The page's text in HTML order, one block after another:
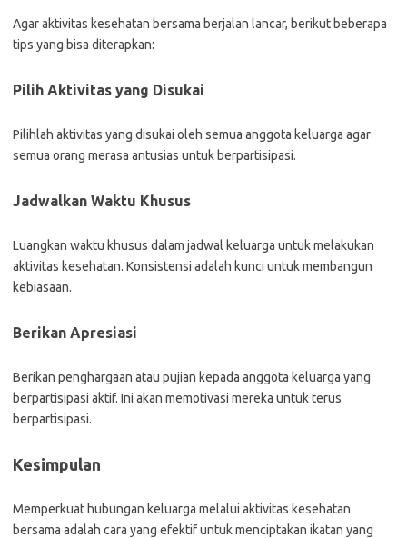
Agar aktivitas kesehatan bersama berjalan lancar, berikut beberapa
tips yang bisa diterapkan:
Pilih Aktivitas yang Disukai
Pilihlah aktivitas yang disukai oleh semua anggota keluarga agar
semua orang merasa antusias untuk berpartisipasi.
Jadwalkan Waktu Khusus
Luangkan waktu khusus dalam jadwal keluarga untuk melakukan
aktivitas kesehatan. Konsistensi adalah kunci untuk membangun
kebiasaan.
Berikan Apresiasi
Berikan penghargaan atau pujian kepada anggota keluarga yang
berpartisipasi aktif. Ini akan memotivasi mereka untuk terus
berpartisipasi.
Kesimpulan
Memperkuat hubungan keluarga melalui aktivitas kesehatan
bersama adalah cara yang efektif untuk menciptakan ikatan yang